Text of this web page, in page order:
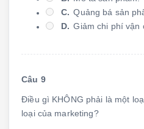
C. Quảng bá sản
D. Giảm chi phí vận
Câu 9
Điều gì KHÔNG phải là một
loại của marketing?